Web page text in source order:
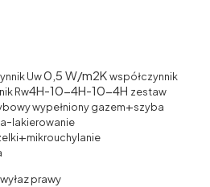
Uw0,5 W/m2Kwspółczynnik
Rw4H-10-4H-10-4H zestaw
wypełniony gazem+szyba
-lakierowanie
+mikrouchylanie
prawy